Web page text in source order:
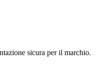
sicura per il marchio.